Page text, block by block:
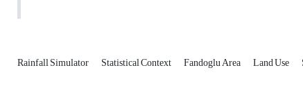
Rainfall Simulator Statistical Context Fandoglu Area Land Use